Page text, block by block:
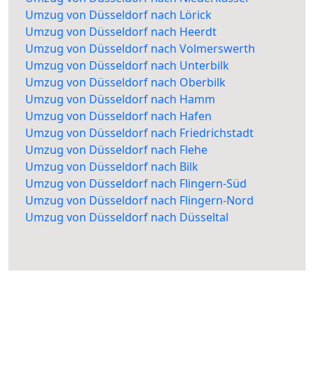
Umzug von Düsseldorf nach Lörick
Umzug von Düsseldorf nach Heerdt
Umzug von Düsseldorf nach Volmerswerth
Umzug von Düsseldorf nach Unterbilk
Umzug von Düsseldorf nach Oberbilk
Umzug von Düsseldorf nach Hamm
Umzug von Düsseldorf nach Hafen
Umzug von Düsseldorf nach Friedrichstadt
Umzug von Düsseldorf nach Flehe
Umzug von Düsseldorf nach Bilk
Umzug von Düsseldorf nach Flingern-Süd
Umzug von Düsseldorf nach Flingern-Nord
Umzug von Düsseldorf nach Düsseltal